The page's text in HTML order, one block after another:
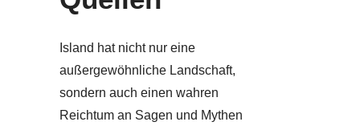
Island hat nicht nur eine
außergewöhnliche Landschaft,
sondern auch einen wahren
Reichtum an Sagen und Mythen